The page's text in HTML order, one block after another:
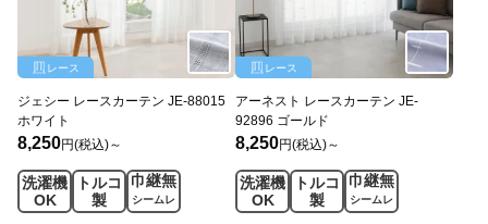
レース
ジェシー レースカーテン JE-88015
ホワイト
8,250円(税込)～
洗濯機
OK
トルコ
製
巾継無
シームレ
ス
レース
アーネスト レースカーテン JE-
92896 ゴールド
8,250円(税込)～
洗濯機
OK
トルコ
製
巾継無
シームレ
ス